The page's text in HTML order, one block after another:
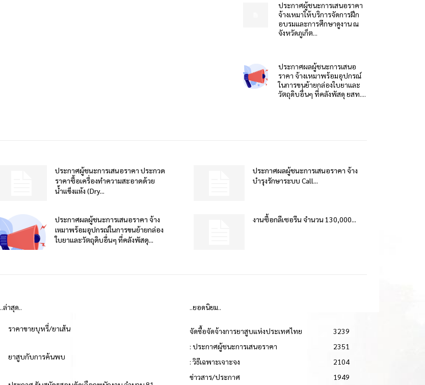
ประกาศผู้ชนะการเสนอราคา
จ้างเหมาให้บริการจัดการฝึก
อบรมและการศึกษาดูงาน ณ
จังหวัดภูเก็ต...
ประกาศผลผู้ชนะการเสนอ
ราคา จ้างเหมาพร้อมอุปกรณ์
ในการขนย้ายกล่องใบยาและ
วัตถุดิบอื่นๆ ที่คลังพัสดุ ยสท....
ประกาศผู้ชนะการเสนอราคา ประกวด
ราคาซื้อเครื่องทำความสะอาดด้วย
น้ำแข็งแห้ง (Dry...
ประกาศผลผู้ชนะการเสนอราคา จ้าง
บำรุงรักษาระบบ Call...
ประกาศผลผู้ชนะการเสนอราคา จ้าง
เหมาพร้อมอุปกรณ์ในการขนย้ายกล่อง
ใบยาและวัตถุดิบอื่นๆ ที่คลังพัสดุ...
งานซื้อกลีเซอรีน จำนวน 130,000...
..ล่าสุด..
ราคาขายบุหรี่/ยาเส้น
ยาสูบกับการค้นพบ
..ยอดนิยม..
จัดซื้อจัดจ้างการยาสูบแห่งประเทศไทย
3239
: ประกาศผู้ชนะการเสนอราคา
2351
: วิธีเฉพาะเจาะจง
2104
ข่าวสาร/ประกาศ
1949